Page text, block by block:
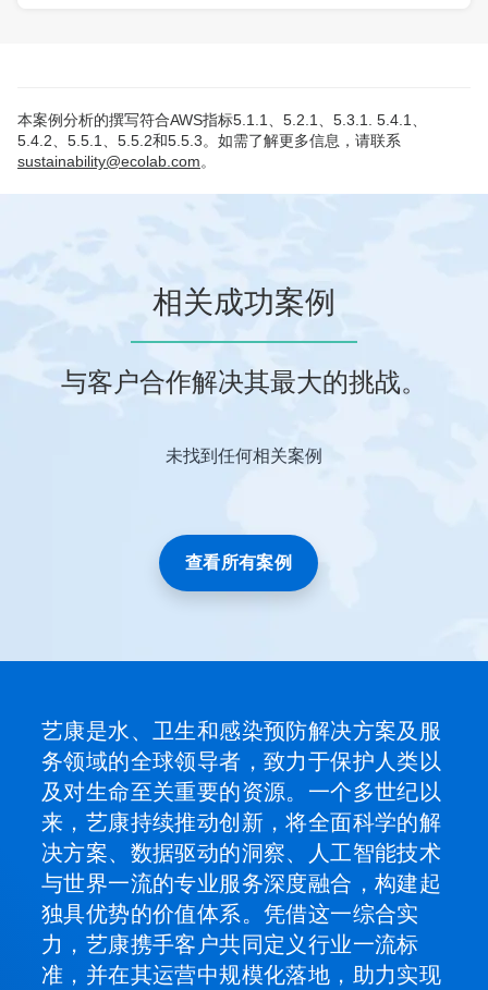
本案例分析的撰写符合AWS指标5.1.1、5.2.1、5.3.1. 5.4.1、
5.4.2、5.5.1、5.5.2和5.5.3。如需了解更多信息，请联系
sustainability@ecolab.com。
相关成功案例
与客户合作解决其最大的挑战。
未找到任何相关案例
查看所有案例
艺康是水、卫生和感染预防解决方案及服
务领域的全球领导者，致力于保护人类以
及对生命至关重要的资源。一个多世纪以
来，艺康持续推动创新，将全面科学的解
决方案、数据驱动的洞察、人工智能技术
与世界一流的专业服务深度融合，构建起
独具优势的价值体系。凭借这一综合实
力，艺康携手客户共同定义行业一流标
准，并在其运营中规模化落地，助力实现